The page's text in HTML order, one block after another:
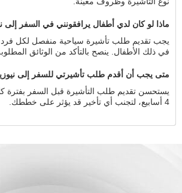
ماذا لو كان لدي أطفال يرافقونني في السفر إلى
يجب تقديم طلب تأشيرة سياحية منفصل لكل فرد
في ذلك الأطفال. ينصح بالتأكد من الوثائق
متى يجب أن أقدم طلب تأشيرتي للسفر إلى
4 أسابيع، لتجنب أي تأخير قد يؤثر على خططك.